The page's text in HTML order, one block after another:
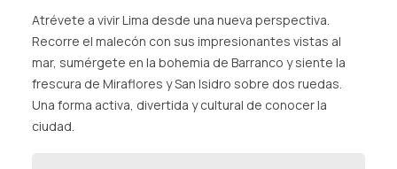
CORPORATIVO
ES
Atrévete a vivir Lima desde una nueva perspectiva.
Recorre el malecón con sus impresionantes vistas al
mar, sumérgete en la bohemia de Barranco y siente la
frescura de Miraflores y San Isidro sobre dos ruedas.
Una forma activa, divertida y cultural de conocer la
ciudad.